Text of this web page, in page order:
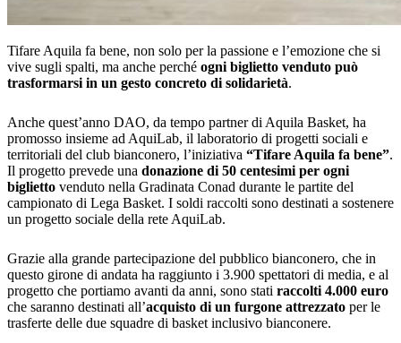
Tifare Aquila fa bene, non solo per la passione e l’emozione che si
vive sugli spalti, ma anche perché ogni biglietto venduto può
trasformarsi in un gesto concreto di solidarietà.
Anche quest’anno DAO, da tempo partner di Aquila Basket, ha
promosso insieme ad AquiLab, il laboratorio di progetti sociali e
territoriali del club bianconero, l’iniziativa “Tifare Aquila fa bene”.
Il progetto prevede una donazione di 50 centesimi per ogni
biglietto venduto nella Gradinata Conad durante le partite del
campionato di Lega Basket. I soldi raccolti sono destinati a sostenere
un progetto sociale della rete AquiLab.
Grazie alla grande partecipazione del pubblico bianconero, che in
questo girone di andata ha raggiunto i 3.900 spettatori di media, e al
progetto che portiamo avanti da anni, sono stati raccolti 4.000 euro
che saranno destinati all’acquisto di un furgone attrezzato per le
trasferte delle due squadre di basket inclusivo bianconere.